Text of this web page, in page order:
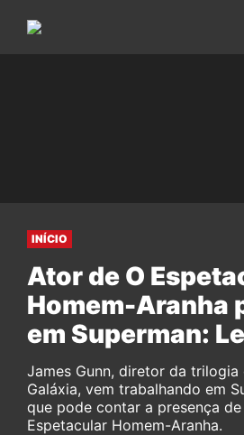
INÍCIO
Ator de O
Homem-Aranha
em Superman:
James Gunn, diretor da trilogia
Galáxia, vem trabalhando em
que pode contar a presença
Espetacular Homem-Aranha.